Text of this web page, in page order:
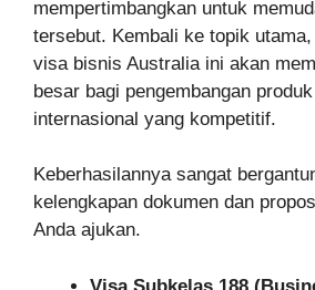
mempertimbangkan untuk
tersebut. Kembali ke topik
visa bisnis Australia ini akan
besar bagi pengembangan
internasional yang kompetitif.
Keberhasilannya sangat
kelengkapan dokumen dan
Anda ajukan.